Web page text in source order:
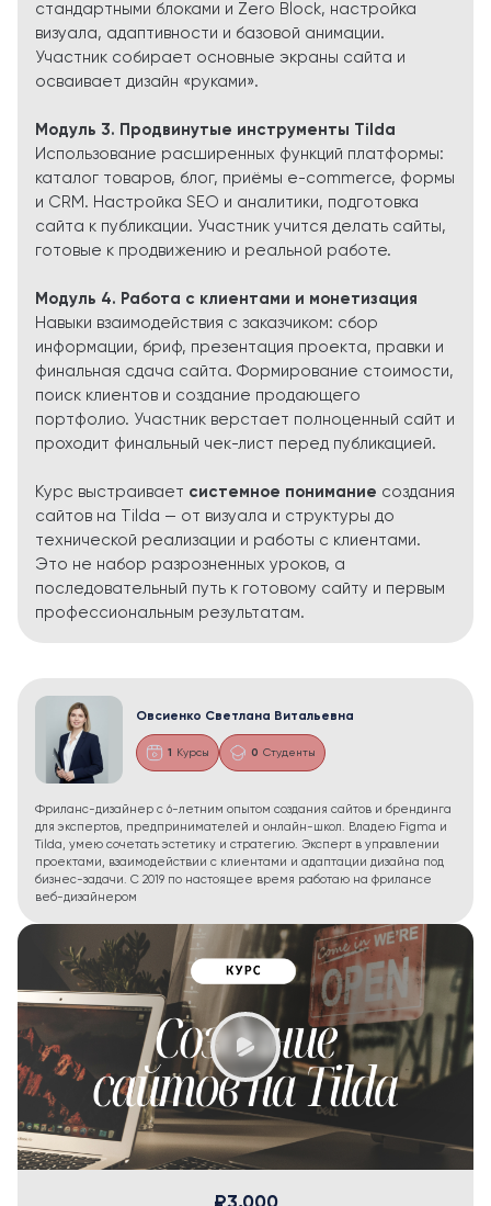
стандартными блоками и Zero Block, настройка
визуала, адаптивности и базовой анимации.
Участник собирает основные экраны сайта и
осваивает дизайн «руками».
Модуль 3. Продвинутые инструменты Tilda
Использование расширенных функций платформы:
каталог товаров, блог, приёмы e-commerce, формы
и CRM. Настройка SEO и аналитики, подготовка
сайта к публикации. Участник учится делать сайты,
готовые к продвижению и реальной работе.
Модуль 4. Работа с клиентами и монетизация
Навыки взаимодействия с заказчиком: сбор
информации, бриф, презентация проекта, правки и
финальная сдача сайта. Формирование стоимости,
поиск клиентов и создание продающего
портфолио. Участник верстает полноценный сайт и
проходит финальный чек-лист перед публикацией.
Курс выстраивает системное понимание создания
сайтов на Tilda — от визуала и структуры до
технической реализации и работы с клиентами.
Это не набор разрозненных уроков, а
последовательный путь к готовому сайту и первым
профессиональным результатам.
Овсиенко Светлана Витальевна
1 Курсы 0 Студенты
Фриланс-дизайнер с 6-летним опытом создания сайтов и брендинга
для экспертов, предпринимателей и онлайн-школ. Владею Figma и
Tilda, умею сочетать эстетику и стратегию. Эксперт в управлении
проектами, взаимодействии с клиентами и адаптации дизайна под
бизнес-задачи. С 2019 по настоящее время работаю на фрилансе
веб-дизайнером